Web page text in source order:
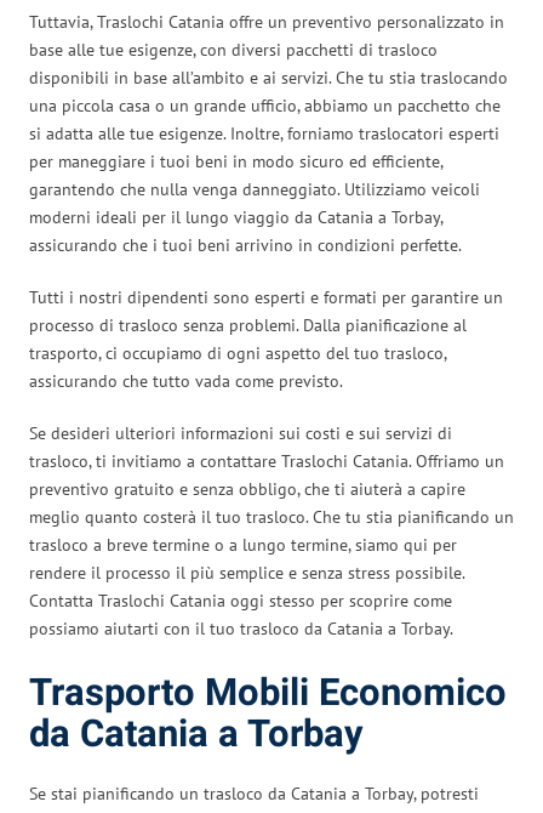
Tuttavia, Traslochi Catania offre un preventivo personalizzato in
base alle tue esigenze, con diversi pacchetti di trasloco
disponibili in base all’ambito e ai servizi. Che tu stia traslocando
una piccola casa o un grande ufficio, abbiamo un pacchetto che
si adatta alle tue esigenze. Inoltre, forniamo traslocatori esperti
per maneggiare i tuoi beni in modo sicuro ed efficiente,
garantendo che nulla venga danneggiato. Utilizziamo veicoli
moderni ideali per il lungo viaggio da Catania a Torbay,
assicurando che i tuoi beni arrivino in condizioni perfette.
Tutti i nostri dipendenti sono esperti e formati per garantire un
processo di trasloco senza problemi. Dalla pianificazione al
trasporto, ci occupiamo di ogni aspetto del tuo trasloco,
assicurando che tutto vada come previsto.
Se desideri ulteriori informazioni sui costi e sui servizi di
trasloco, ti invitiamo a contattare Traslochi Catania. Offriamo un
preventivo gratuito e senza obbligo, che ti aiuterà a capire
meglio quanto costerà il tuo trasloco. Che tu stia pianificando un
trasloco a breve termine o a lungo termine, siamo qui per
rendere il processo il più semplice e senza stress possibile.
Contatta Traslochi Catania oggi stesso per scoprire come
possiamo aiutarti con il tuo trasloco da Catania a Torbay.
Trasporto Mobili Economico
da Catania a Torbay
Se stai pianificando un trasloco da Catania a Torbay, potresti